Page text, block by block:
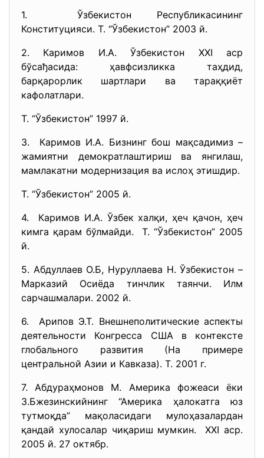
1. Ўзбекистон Республикасининг
Конституцияси. Т. “Ўзбекистон” 2003 й.
2. Каримов И.А. Ўзбекистон XXI аср
бўсађасида: ҳавфсизликка таҳдид,
барқарорлик шартлари ва тараққиёт
кафолатлари.
Т. “Ўзбекистон” 1997 й.
3. Каримов И.А. Бизнинг бош мақсадимиз –
жамиятни демократлаштириш ва янгилаш,
мамлакатни модернизация ва ислоҳ этишдир.
Т. “Ўзбекистон” 2005 й.
4. Каримов И.А. Ўзбек халқи, ҳеч қачон, ҳеч
кимга қарам бўлмайди. Т. “Ўзбекистон” 2005
й.
5. Абдуллаев О.Б, Нуруллаева Н. Ўзбекистон –
Марказий Осиёда тинчлик таянчи. Илм
сарчашмалари. 2002 й.
6. Арипов Э.Т. Внешнеполитические аспекты
деятельности Конгресса США в контексте
глобального развития (На примере
центральной Азии и Кавказа). Т. 2001 г.
7. Абдураҳмонов М. Америка фожеаси ёки
З.Бжезинскийнинг “Америка ҳалокатга юз
тутмоқда” мақоласидаги мулоҳазалардан
қандай хулосалар чиқариш мумкин. XXI аср.
2005 й. 27 октябр.